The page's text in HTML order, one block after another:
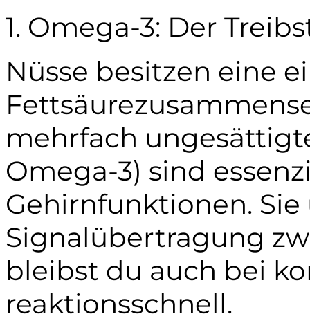
1. Omega-3: Der
Nüsse besitzen eine
mehrfach
Omega-3) sind
Gehirnfunktionen.
Signalübertragung
bleibst du auch bei
reaktionsschnell.